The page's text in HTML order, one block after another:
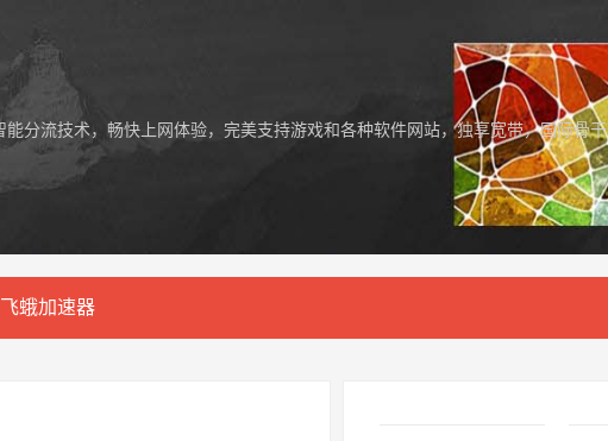
分流技术，畅快上网体验，完美支持游戏和各种软件网站，独享宽带，国际骨干
飞蛾加速器